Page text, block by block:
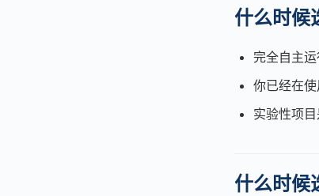
什么时候
完全自主
你已经在
实验性项
什么时候